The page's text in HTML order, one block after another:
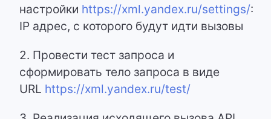
настройки https://xml.yandex.ru/settings/:
IP адрес, с которого будут идти вызовы
2. Провести тест запроса и
сформировать тело запроса в виде
URL https://xml.yandex.ru/test/